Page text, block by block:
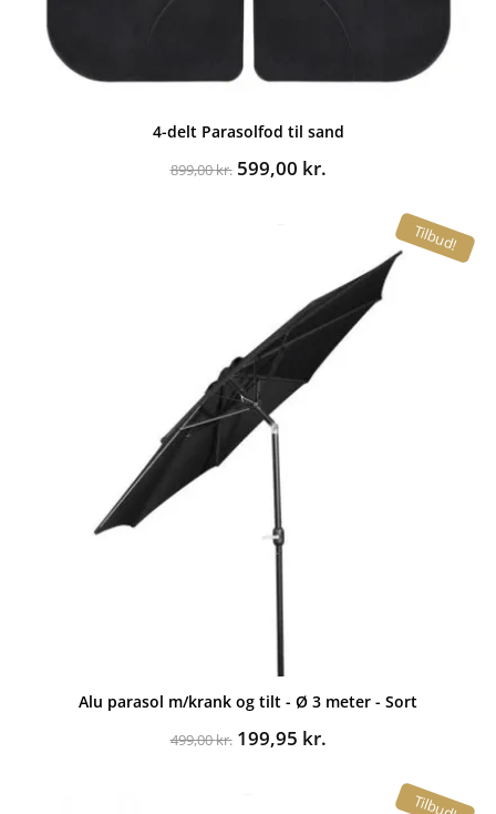
4-delt Parasolfod til sand
899,00kr. Den
599,00 kr.Den
599,00 kr..
Tilbud!
Alu parasol m/krank og tilt - Ø 3 meter - Sort
499,00kr. Den
199,95 kr.Den